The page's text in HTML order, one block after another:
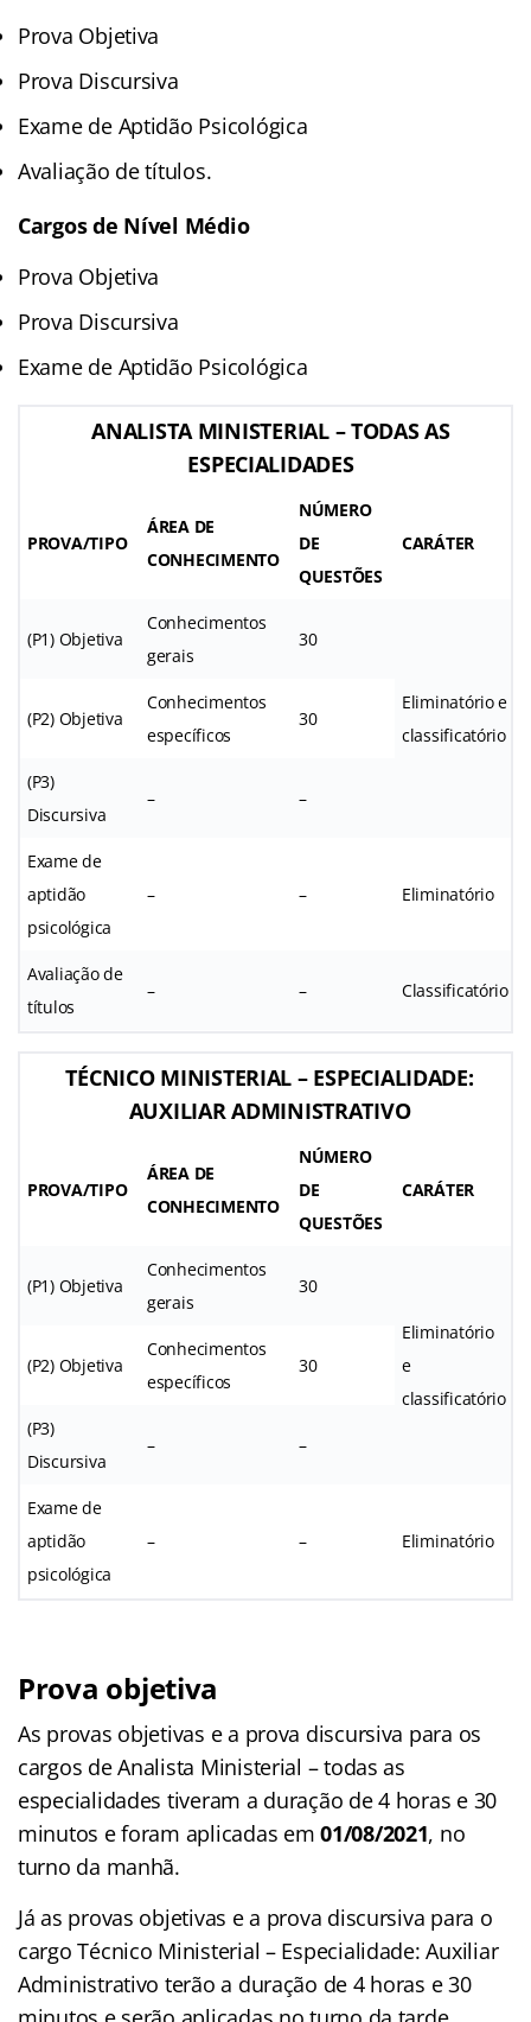
Prova Objetiva
Prova Discursiva
Exame de Aptidão Psicológica
Avaliação de títulos.
Cargos de Nível Médio
Prova Objetiva
Prova Discursiva
Exame de Aptidão Psicológica
ANALISTA MINISTERIAL – TODAS AS
ESPECIALIDADES
PROVA/TIPO
ÁREA DE
CONHECIMENTO
NÚMERO
DE
QUESTÕES
CARÁTER
(P1) Objetiva
Conhecimentos
gerais
30
Eliminatório e
classificatório
(P2) Objetiva
Conhecimentos
específicos
30
(P3)
Discursiva
– –
Exame de
aptidão
psicológica
– – Eliminatório
Avaliação de
títulos
– – Classificatório
TÉCNICO MINISTERIAL – ESPECIALIDADE:
AUXILIAR ADMINISTRATIVO
PROVA/TIPO
ÁREA DE
CONHECIMENTO
NÚMERO
DE
QUESTÕES
CARÁTER
(P1) Objetiva
Conhecimentos
gerais
30
Eliminatório
e
classificatório
(P2) Objetiva
Conhecimentos
específicos
30
(P3)
Discursiva
– –
Exame de
aptidão
psicológica
– – Eliminatório
Prova objetiva
As provas objetivas e a prova discursiva para os
cargos de Analista Ministerial – todas as
especialidades tiveram a duração de 4 horas e 30
minutos e foram aplicadas em01/08/2021, no
turno da manhã.
Já as provas objetivas e a prova discursiva para o
cargo Técnico Ministerial – Especialidade: Auxiliar
Administrativo terão a duração de 4 horas e 30